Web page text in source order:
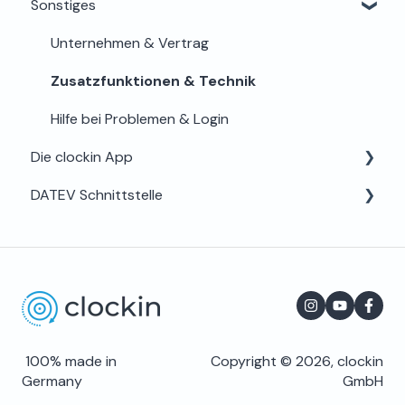
Schnittstellen
Unternehmensdaten & Abo
Zeiterfassung & App-Bedienung
Dokumentation & Digitale Akte
Abrechnung & Schnittstellen
Für Admins & Planer
Für Mitarbeiter
Sonstiges
Unternehmen & Vertrag
Zusatzfunktionen & Technik
Hilfe bei Problemen & Login
Die clockin App
Login & Zugang
DATEV Schnittstelle
100% made in
Germany
Copyright © 2026, clockin
GmbH